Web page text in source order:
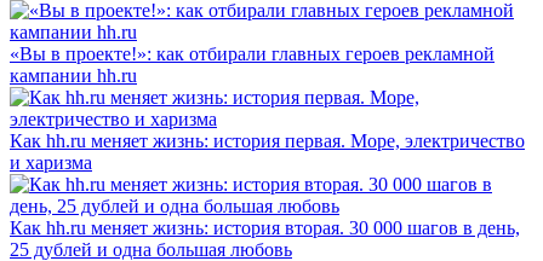
«Вы в проекте!»: как отбирали главных героев рекламной
кампании hh.ru
Как hh.ru меняет жизнь: история первая. Море, электричество
и харизма
Как hh.ru меняет жизнь: история вторая. 30 000 шагов в день,
25 дублей и одна большая любовь